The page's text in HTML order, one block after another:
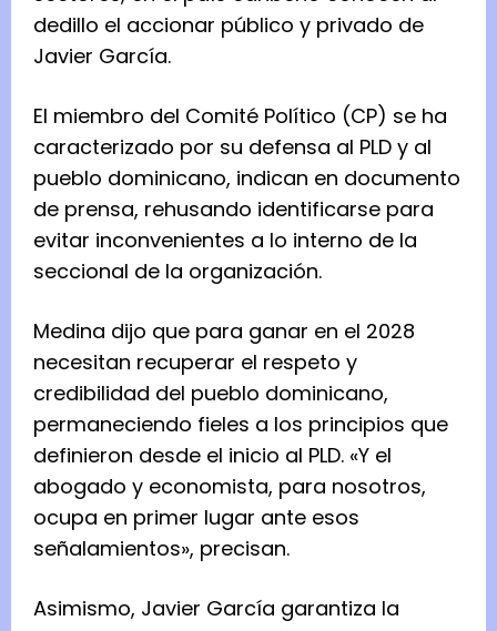
dedillo el accionar público y privado de
Javier García.
El miembro del Comité Político (CP) se ha
caracterizado por su defensa al PLD y al
pueblo dominicano, indican en documento
de prensa, rehusando identificarse para
evitar inconvenientes a lo interno de la
seccional de la organización.
Medina dijo que para ganar en el 2028
necesitan recuperar el respeto y
credibilidad del pueblo dominicano,
permaneciendo fieles a los principios que
definieron desde el inicio al PLD. «Y el
abogado y economista, para nosotros,
ocupa en primer lugar ante esos
señalamientos», precisan.
Asimismo, Javier García garantiza la